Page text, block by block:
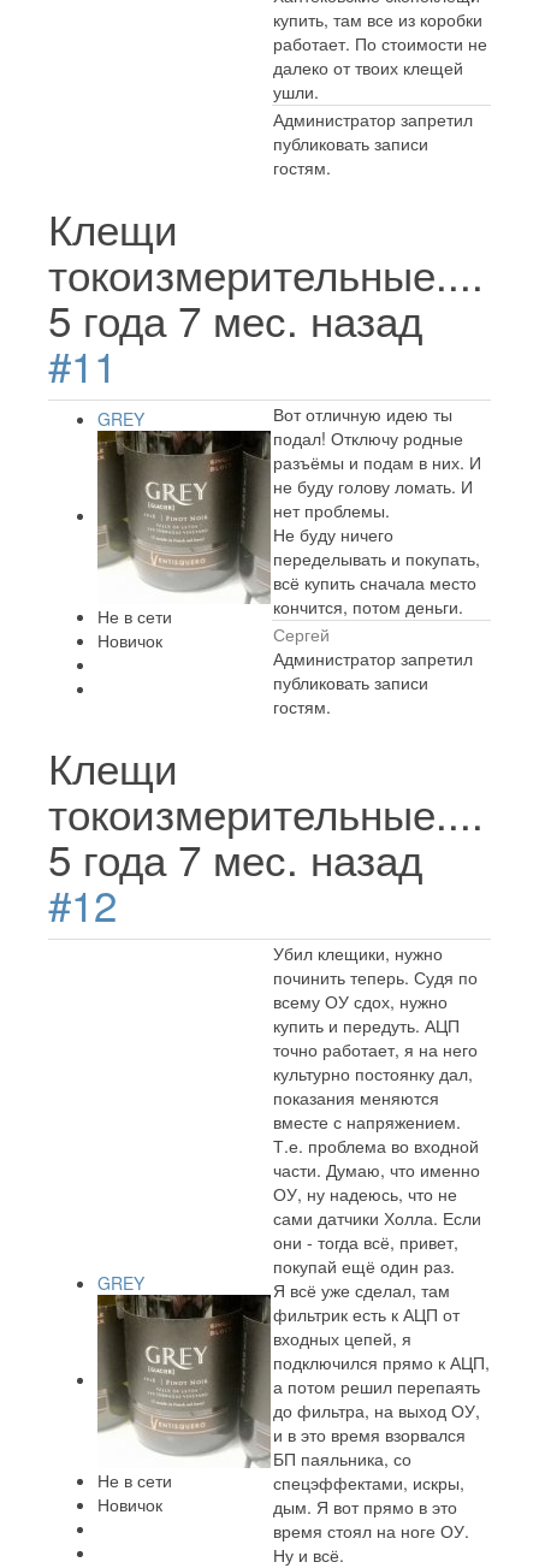
купить, там все из коробки
работает. По стоимости не
далеко от твоих клещей
ушли.
Администратор запретил
публиковать записи
гостям.
Клещи
токоизмерительные....
5 года 7 мес. назад
#11
GREY
Не в сети
Новичок
Вот отличную идею ты
подал! Отключу родные
разъёмы и подам в них. И
не буду голову ломать. И
нет проблемы.
Не буду ничего
переделывать и покупать,
всё купить сначала место
кончится, потом деньги.
Сергей
Администратор запретил
публиковать записи
гостям.
Клещи
токоизмерительные....
5 года 7 мес. назад
#12
GREY
Не в сети
Новичок
Убил клещики, нужно
починить теперь. Судя по
всему ОУ сдох, нужно
купить и передуть. АЦП
точно работает, я на него
культурно постоянку дал,
показания меняются
вместе с напряжением.
Т.е. проблема во входной
части. Думаю, что именно
ОУ, ну надеюсь, что не
сами датчики Холла. Если
они - тогда всё, привет,
покупай ещё один раз.
Я всё уже сделал, там
фильтрик есть к АЦП от
входных цепей, я
подключился прямо к АЦП,
а потом решил перепаять
до фильтра, на выход ОУ,
и в это время взорвался
БП паяльника, со
спецэффектами, искры,
дым. Я вот прямо в это
время стоял на ноге ОУ.
Ну и всё.